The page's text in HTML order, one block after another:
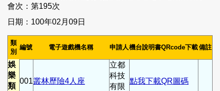
會次：第195次
日期：100年02月09日
類
別
編號 電子遊戲機名稱 申請人 機台說明書QRcode下載備註
娛
樂
類
001叢林歷險4人座
立都
科技
有限
點我下載QR圖碼